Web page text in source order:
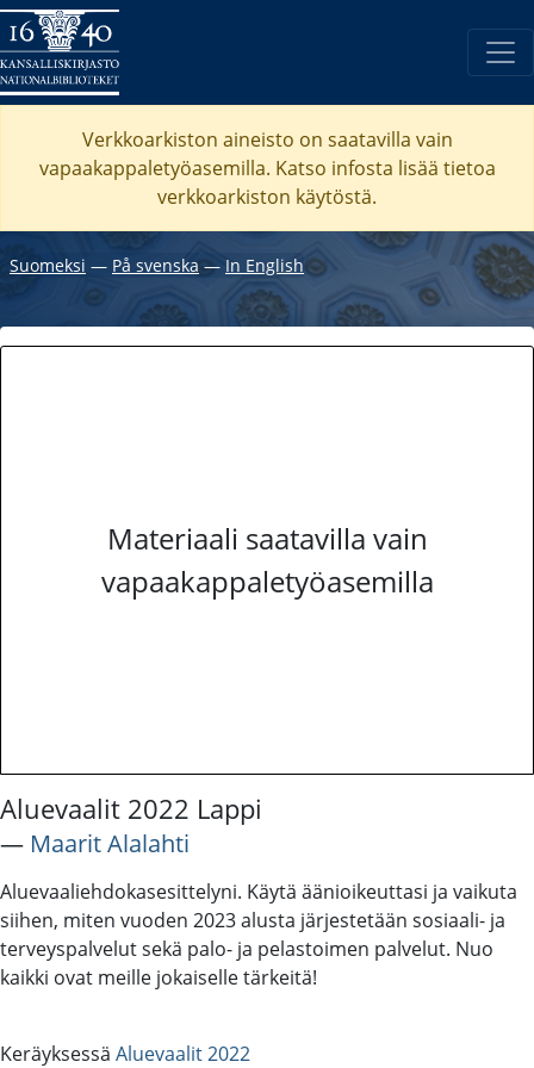
Verkkoarkiston aineisto on saatavilla vain
vapaakappaletyöasemilla. Katso infosta lisää tietoa
verkkoarkiston käytöstä.
Suomeksi ― På svenska― In English
Materiaali saatavilla vain
vapaakappaletyöasemilla
Aluevaalit 2022 Lappi
― Maarit Alalahti
Aluevaaliehdokasesittelyni. Käytä äänioikeuttasi ja vaikuta
siihen, miten vuoden 2023 alusta järjestetään sosiaali- ja
terveyspalvelut sekä palo- ja pelastoimen palvelut. Nuo
kaikki ovat meille jokaiselle tärkeitä!
Keräyksessä Aluevaalit 2022